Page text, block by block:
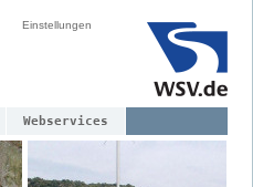
Einstellungen
Webservices